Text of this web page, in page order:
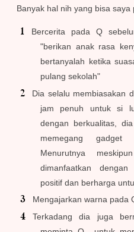
Banyak hal nih yang bisa
Bercerita pada Q
"berikan anak rasa
bertanyalah ketika
pulang sekolah"
Dia selalu membiasakan
jam penuh untuk si
dengan berkualitas,
memegang gadget
Menurutnya
dimanfaatkan
positif dan berharga
Mengajarkan warna pada
Terkadang dia juga